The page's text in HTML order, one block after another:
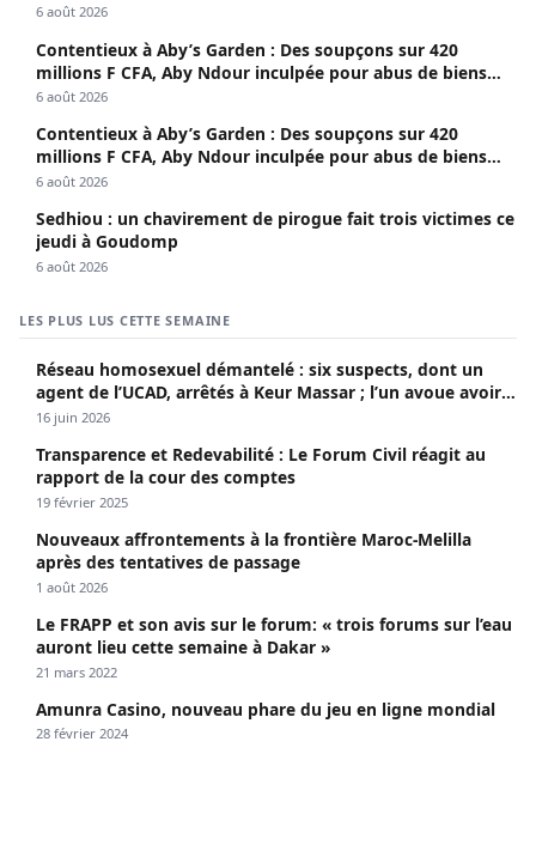
6 août 2026
Contentieux à Aby’s Garden : Des soupçons sur 420
millions F CFA, Aby Ndour inculpée pour abus de biens
sociaux
6 août 2026
Contentieux à Aby’s Garden : Des soupçons sur 420
millions F CFA, Aby Ndour inculpée pour abus de biens
sociaux
6 août 2026
Sedhiou : un chavirement de pirogue fait trois victimes ce
jeudi à Goudomp
6 août 2026
LES PLUS LUS CETTE SEMAINE
Réseau homosexuel démantelé : six suspects, dont un
agent de l’UCAD, arrêtés à Keur Massar ; l’un avoue avoir
propagé le VIH depuis 2018
16 juin 2026
Transparence et Redevabilité : Le Forum Civil réagit au
rapport de la cour des comptes
19 février 2025
Nouveaux affrontements à la frontière Maroc-Melilla
après des tentatives de passage
1 août 2026
Le FRAPP et son avis sur le forum: « trois forums sur l’eau
auront lieu cette semaine à Dakar »
21 mars 2022
Amunra Casino, nouveau phare du jeu en ligne mondial
28 février 2024